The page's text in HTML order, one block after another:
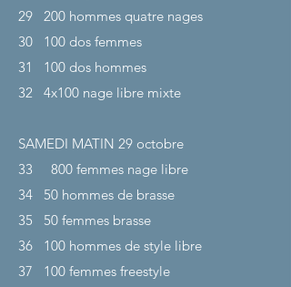
29
200 hommes quatre nages
30
100 dos femmes
31
100 dos hommes
32
4x100 nage libre mixte
SAMEDI MATIN 29 octobre
33
800 femmes nage libre
34
50 hommes de brasse
35
50 femmes brasse
36
100 hommes de style libre
37
100 femmes freestyle